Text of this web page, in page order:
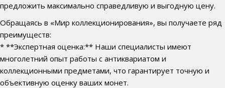
предложить максимально справедливую и выгодную цену.
Обращаясь в «Мир коллекционирования», вы получаете ряд
преимуществ:
* **Экспертная оценка:** Наши специалисты имеют
многолетний опыт работы с антиквариатом и
коллекционными предметами, что гарантирует точную и
объективную оценку ваших монет.